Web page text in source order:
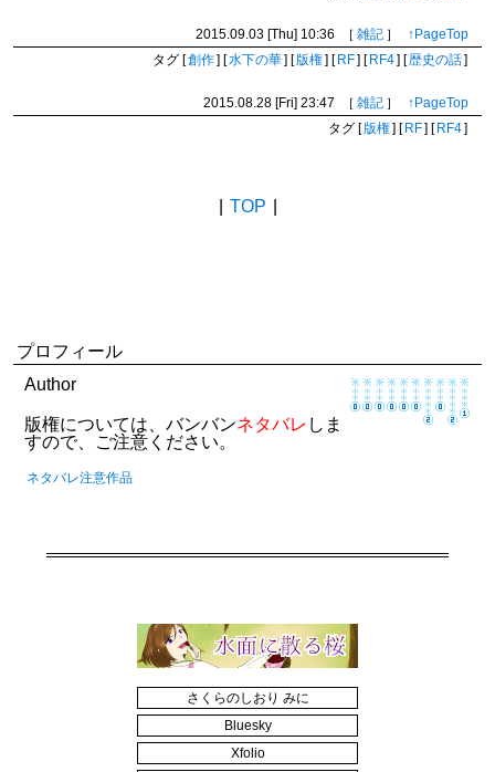
2015.09.03 [Thu] 10:36 ［ 雑記 ］
↑PageTop
タグ [創作] [水下の華] [版権] [ RF] [ RF4] [歴史の話]
2015.08.28 [Fri] 23:47 ［ 雑記 ］
↑PageTop
タグ [版権] [ RF] [ RF4]
TOP
プロフィール
Author
版権については、バンバンネタバレ しま
すので、ご注意ください。
ネタバレ注意作品
さくらのしおり みに
Bluesky
Xfolio